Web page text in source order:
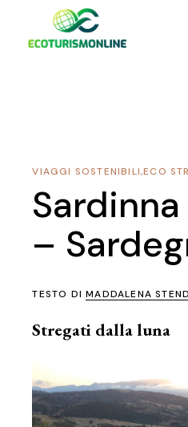
ECO
,
VIAGGI SOSTENIBILI
–
TESTO DIMADDALENA
Stregati dalla luna